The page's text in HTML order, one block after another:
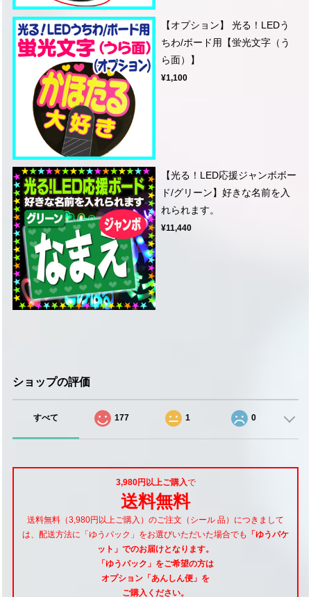
【オプション】 光る！LEDう
ちわ/ボード用【蛍光文字（う
ら面）】
¥1,100
【光る！LED応援ジャンボボー
ド/グリーン】好きな名前を入
れられます。
¥11,440
ショップの評価
すべて 177 1 0
3,980円以上ご購入で
送料無料
送料無料（3,980円以上ご購入）のご注文（シール 品）につきまして
は、配送方法に「ゆうパック」をお選びいただいた場合でも
「ゆうパケ
ット」でのお届けとなります。
「ゆうパック」をご希望の方は
オプション「あんしん便」 を
ご購入ください。